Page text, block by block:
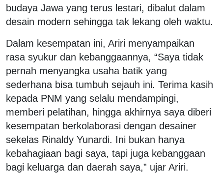
budaya Jawa yang terus lestari, dibalut dalam
desain modern sehingga tak lekang oleh waktu.
Dalam kesempatan ini, Ariri menyampaikan
rasa syukur dan kebanggaannya, “Saya tidak
pernah menyangka usaha batik yang
sederhana bisa tumbuh sejauh ini. Terima kasih
kepada PNM yang selalu mendampingi,
memberi pelatihan, hingga akhirnya saya diberi
kesempatan berkolaborasi dengan desainer
sekelas Rinaldy Yunardi. Ini bukan hanya
kebahagiaan bagi saya, tapi juga kebanggaan
bagi keluarga dan daerah saya,” ujar Ariri.